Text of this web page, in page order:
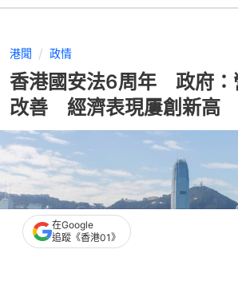
港聞 政情
香港國安法6周年 政府：
改善 經濟表現屢創新高
在Google
追蹤《香港01》